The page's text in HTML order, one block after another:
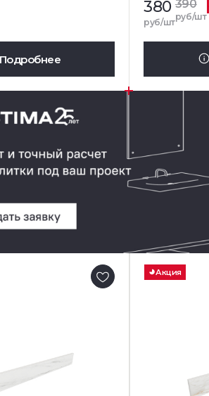
Подробнее
380
руб/шт
390
руб/шт
Акция